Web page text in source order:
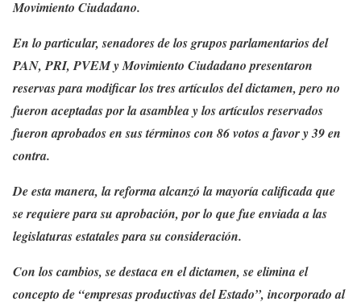
Movimiento Ciudadano.
En lo particular, senadores de los grupos parlamentarios del
PAN, PRI, PVEM y Movimiento Ciudadano presentaron
reservas para modificar los tres artículos del dictamen, pero no
fueron aceptadas por la asamblea y los artículos reservados
fueron aprobados en sus términos con 86 votos a favor y 39 en
contra.
De esta manera, la reforma alcanzó la mayoría calificada que
se requiere para su aprobación, por lo que fue enviada a las
legislaturas estatales para su consideración.
Con los cambios, se destaca en el dictamen, se elimina el
concepto de “empresas productivas del Estado”, incorporado al